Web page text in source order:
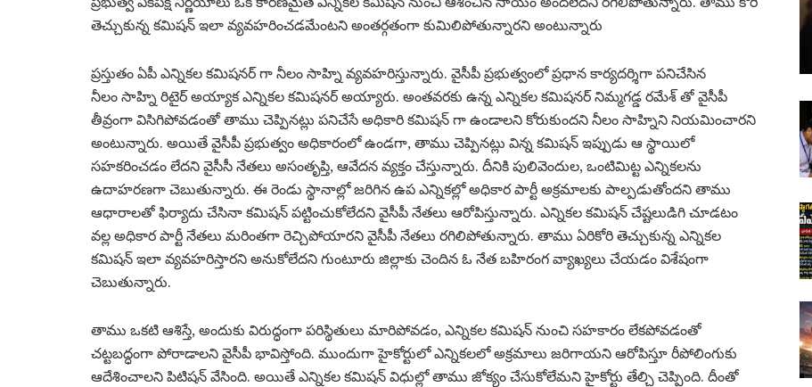
తెచ్చుకున్న కమిషన్ ఇలా వ్యవహరించడమేంటని అంతర్గతంగా కుమిలిపోతున్నారని అంటున్నారు
ప్రస్తుతం ఏపీ ఎన్నికల కమిషనర్ గా నీలం సాహ్ని వ్యవహరిస్తున్నారు. వైసీపీ ప్రభుత్వంలో ప్రధాన కార్యదర్శిగా పనిచేసిన
నీలం సాహ్ని రిటైర్ అయ్యాక ఎన్నికల కమిషనర్ అయ్యారు. అంతవరకు ఉన్న ఎన్నికల కమిషనర్ నిమ్మగడ్డ రమేశ్ తో వైసీపీ
తీవ్రంగా విసిగిపోవడంతో తాము చెప్పినట్లు పనిచేసే అధికారి కమిషన్ గా ఉండాలని కోరుకుందని నీలం సాహ్నిని నియమించారని
అంటున్నారు. అయితే వైసీపీ ప్రభుత్వం అధికారంలో ఉండగా, తాము చెప్పినట్లు విన్న కమిషన్ ఇప్పుడు ఆ స్థాయిలో
సహకరించడం లేదని వైసీసీ నేతలు అసంతృప్తి, ఆవేదన వ్యక్తం చేస్తున్నారు. దీనికి పులివెందుల, ఒంటిమిట్ట ఎన్నికలను
ఉదాహరణగా చెబుతున్నారు. ఈ రెండు స్థానాల్లో జరిగిన ఉప ఎన్నికల్లో అధికార పార్టీ అక్రమాలకు పాల్పడుతోందని తాము
ఆధారాలతో ఫిర్యాదు చేసినా కమిషన్ పట్టించుకోలేదని వైసీపీ నేతలు ఆరోపిస్తున్నారు. ఎన్నికల కమిషన్ చేష్టలుడిగి చూడటం
వల్ల అధికార పార్టీ నేతలు మరింతగా రెచ్చిపోయారని వైసీపీ నేతలు రగిలిపోతున్నారు. తాము ఏరికోరి తెచ్చుకున్న ఎన్నికల
కమిషన్ ఇలా వ్యవహరిస్తారని అనుకోలేదని గుంటూరు జిల్లాకు చెందిన ఓ నేత బహిరంగ వ్యాఖ్యలు చేయడం విశేషంగా
చెబుతున్నారు.
తాము ఒకటి ఆశిస్తే, అందుకు విరుద్ధంగా పరిస్థితులు మారిపోవడం, ఎన్నికల కమిషన్ నుంచి సహకారం లేకపోవడంతో
చట్టబద్ధంగా పోరాడాలని వైసీపీ భావిస్తోంది. ముందుగా హైకోర్టులో ఎన్నికలలో అక్రమాలు జరిగాయని ఆరోపిస్తూ రీపోలింగుకు
ఆదేశించాలని పిటిషన్ వేసింది. అయితే ఎన్నికల కమిషన్ విధుల్లో తాము జోక్యం చేసుకోలేమని హైకోర్టు తేల్చి చెప్పింది. దీంతో